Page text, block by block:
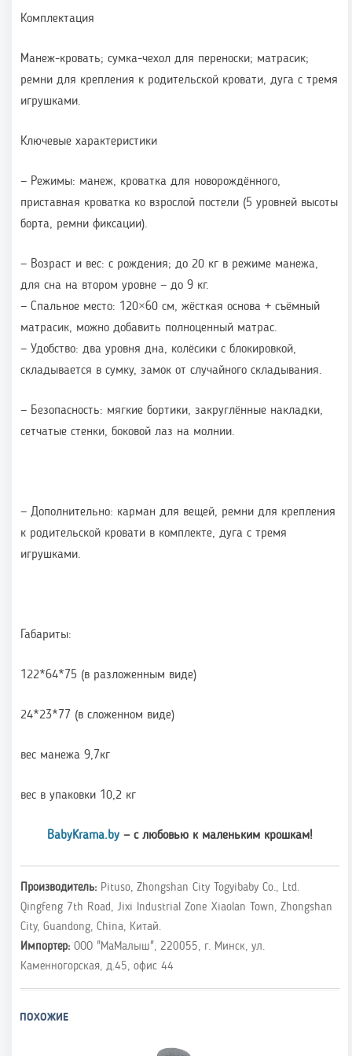
Комплектация
Манеж-кровать; сумка-чехол для переноски; матрасик;
ремни для крепления к родительской кровати, дуга с тремя
игрушками.
Ключевые характеристики
— Режимы: манеж, кроватка для новорождённого,
приставная кроватка ко взрослой постели (5 уровней высоты
борта, ремни фиксации).
— Возраст и вес: с рождения; до 20 кг в режиме манежа,
для сна на втором уровне — до 9 кг.
— Спальное место: 120×60 см, жёсткая основа + съёмный
матрасик, можно добавить полноценный матрас.
— Удобство: два уровня дна, колёсики с блокировкой,
складывается в сумку, замок от случайного складывания.
— Безопасность: мягкие бортики, закруглённые накладки,
сетчатые стенки, боковой лаз на молнии.
— Дополнительно: карман для вещей, ремни для крепления
к родительской кровати в комплекте, дуга с тремя
игрушками.
Габариты:
122*64*75 (в разложенным виде)
24*23*77 (в сложенном виде)
вес манежа 9,7кг
вес в упаковки 10,2 кг
BabyKrama.by — с любовью к маленьким крошкам!
Производитель: Pituso, Zhongshan City Togyibaby Co., Ltd.
Qingfeng 7th Road, Jixi Industrial Zone Xiaolan Town, Zhongshan
City, Guandong, China, Китай.
Импортер: ООО "МаМалыш", 220055, г. Минск, ул.
Каменногорская, д.45, офис 44
ПОХОЖИЕ